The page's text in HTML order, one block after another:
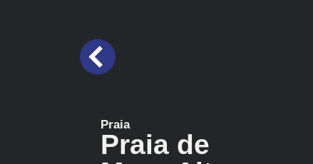
Praia
Praia de